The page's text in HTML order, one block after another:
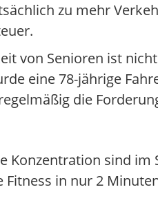
zu mehr
von Senioren ist
eine 78-jährige
die
Konzentration sind
in nur 2